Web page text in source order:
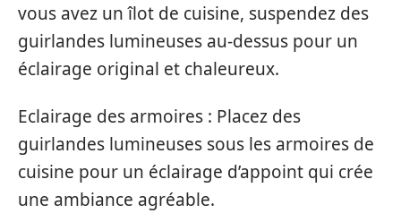
vous avez un îlot de cuisine, suspendez des
guirlandes lumineuses au-dessus pour un
éclairage original et chaleureux.
Eclairage des armoires : Placez des
guirlandes lumineuses sous les armoires de
cuisine pour un éclairage d’appoint qui crée
une ambiance agréable.